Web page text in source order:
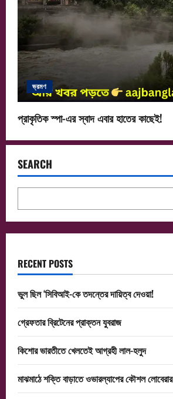
ভ্রমণ
প্রাকৃতিক স্পা-এর স্বাদ এবার হাতের কাছেই!
SEARCH
RECENT POSTS
ভুল ছিল ‘সিবিআই-কে তদন্তের দায়িত্ব দেওয়া!
গ্রেফতার ব্রিটেনের প্রাক্তন যুবরাজ
কিশোর ভারতীতে খেলতেই আগ্রহী লাল-হলুদ
মাঝমাঠে শক্তি বাড়াতে ওভারল্যাপের কৌশল লোবেরার